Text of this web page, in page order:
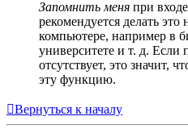
Запомнить меня при
рекомендуется делать
компьютере, например в
университете и т. д. Если
отсутствует, это значит,
эту функцию.
Вернуться к началу